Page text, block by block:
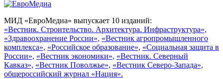
МИД «ЕвроМедиа» выпускает 10 изданий:
«Вестник. Строительство. Архитектура. Инфраструктура»,
«Здравоохранение России», «Вестник агропромышленного
комплекса», «Российское образование», «Социальная защита в
России», «Вестник экономики», «Вестник. Северный
Кавказ», «Вестник Поволжье», «Вестник Северо-Запада»,
общероссийский журнал «Нация».